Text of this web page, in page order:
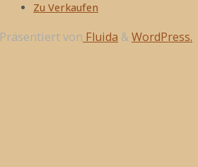
Zu Verkaufen
Präsentiert von Fluida &WordPress.